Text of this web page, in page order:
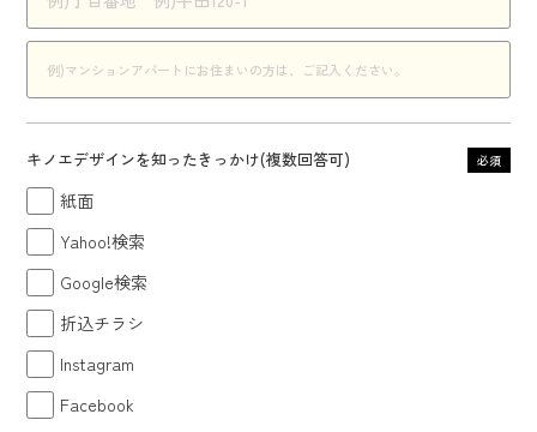
キノエデザインを知ったきっかけ(複数回答可) 必須
紙面
Yahoo!検索
Google検索
折込チラシ
Instagram
Facebook